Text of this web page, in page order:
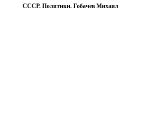
СССР. Политики. Гобачев Михаил